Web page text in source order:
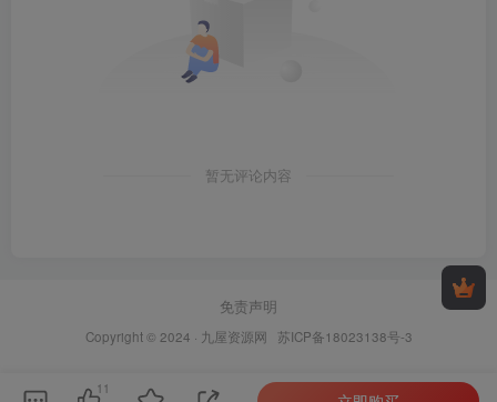
暂无评论内容
免责声明
Copyright © 2024 · 九屋资源网 苏ICP备18023138号-3
11